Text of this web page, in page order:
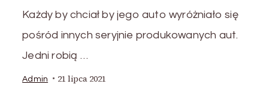
Każdy by chciał by jego auto wyróżniało się
pośród innych seryjnie produkowanych aut.
Jedni robią …
Admin 21 lipca 2021